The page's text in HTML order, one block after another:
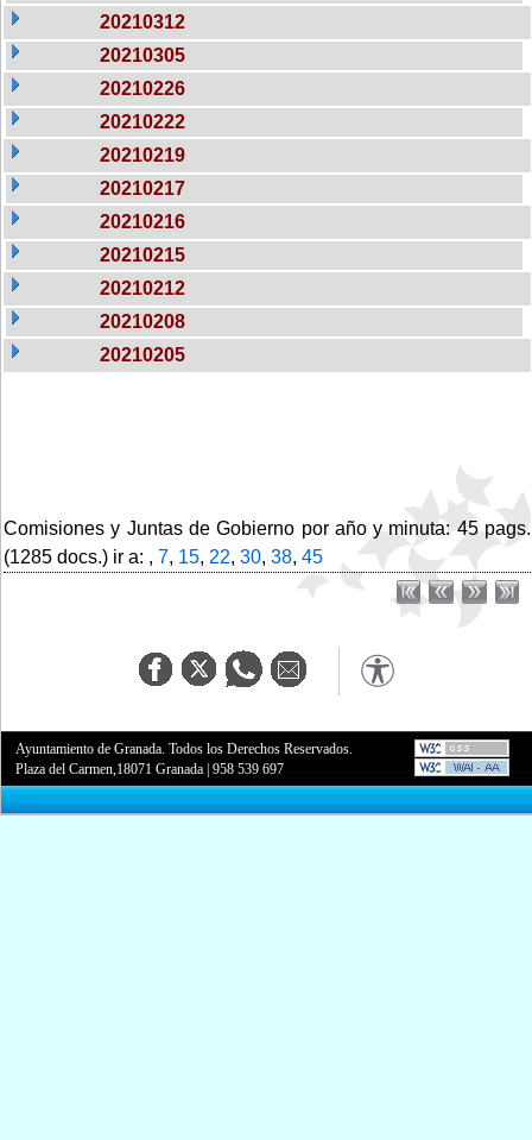
20210312
20210305
20210226
20210222
20210219
20210217
20210216
20210215
20210212
20210208
20210205
Comisiones y Juntas de Gobierno por año y minuta: 45 pags.
(1285 docs.) ir a: , 7, 15, 22, 30, 38, 45
Ayuntamiento de Granada. Todos los Derechos Reservados.
Plaza del Carmen,18071 Granada |958 539 697